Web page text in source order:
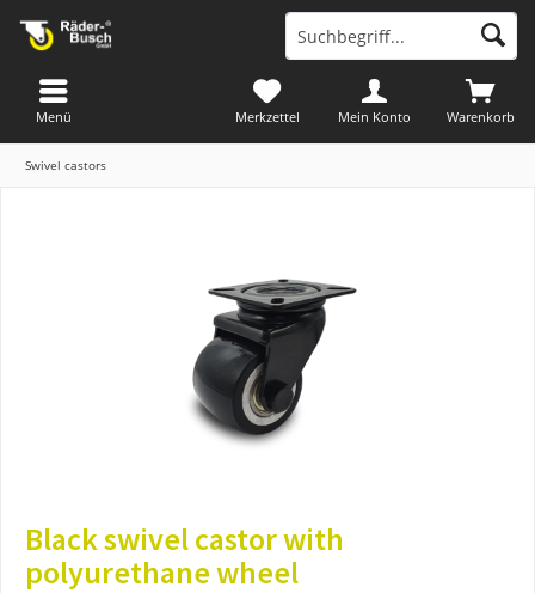
Warenkorb
Merkzettel Mein Konto
Menü
Swivel castors
Black swivel castor with
polyurethane wheel